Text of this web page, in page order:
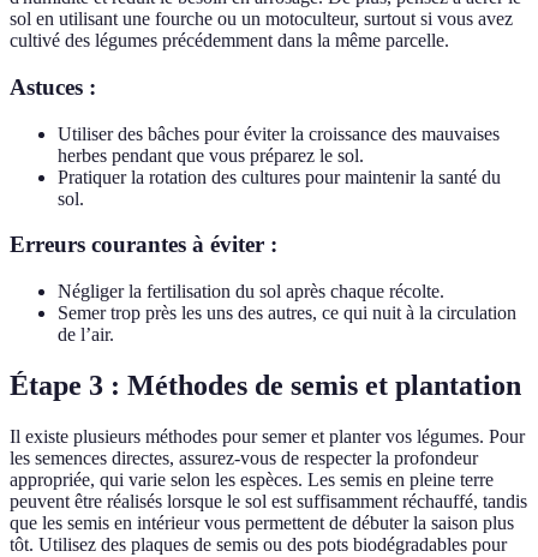
sol en utilisant une fourche ou un motoculteur, surtout si vous avez
cultivé des légumes précédemment dans la même parcelle.
Astuces :
Utiliser des bâches pour éviter la croissance des mauvaises
herbes pendant que vous préparez le sol.
Pratiquer la rotation des cultures pour maintenir la santé du
sol.
Erreurs courantes à éviter :
Négliger la fertilisation du sol après chaque récolte.
Semer trop près les uns des autres, ce qui nuit à la circulation
de l’air.
Étape 3 : Méthodes de semis et plantation
Il existe plusieurs méthodes pour semer et planter vos légumes. Pour
les semences directes, assurez-vous de respecter la profondeur
appropriée, qui varie selon les espèces. Les semis en pleine terre
peuvent être réalisés lorsque le sol est suffisamment réchauffé, tandis
que les semis en intérieur vous permettent de débuter la saison plus
tôt. Utilisez des plaques de semis ou des pots biodégradables pour